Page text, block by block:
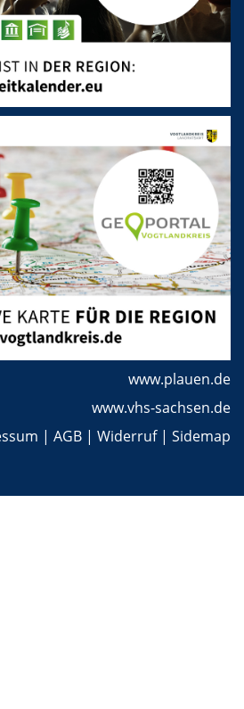
www.plauen.de
www.vhs-sachsen.de
| AGB | Widerruf| Sidemap